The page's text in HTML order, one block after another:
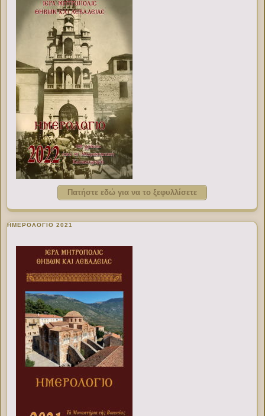
Πατήστε εδώ για να το ξεφυλλίσετε
ΗΜΕΡΟΛΟΓΙΟ 2021